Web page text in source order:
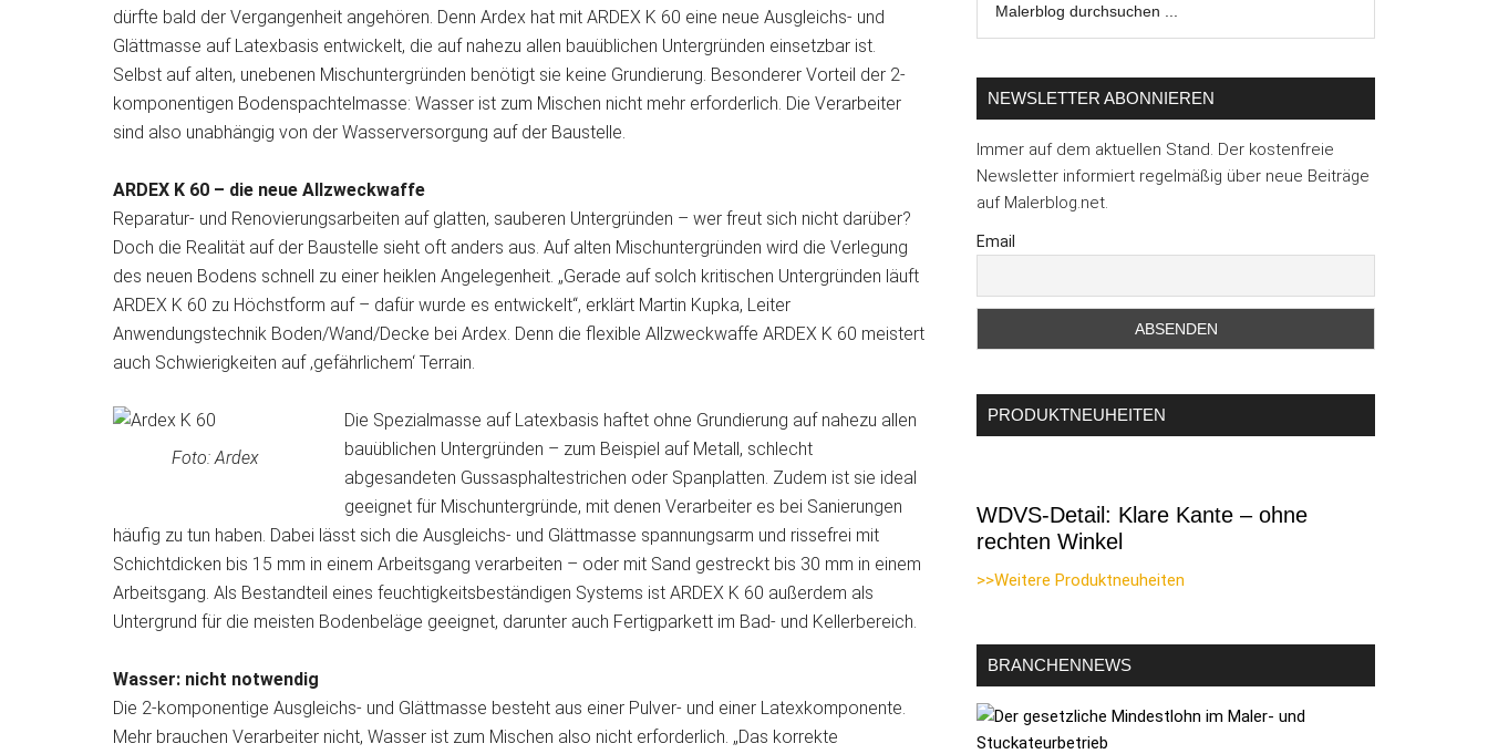
dürfte bald der Vergangenheit angehören. Denn Ardex hat mit ARDEX K 60 eine neue Ausgleichs- und
Glättmasse auf Latexbasis entwickelt, die auf nahezu allen bauüblichen Untergründen einsetzbar ist.
Selbst auf alten, unebenen Mischuntergründen benötigt sie keine Grundierung. Besonderer Vorteil der 2-
komponentigen Bodenspachtelmasse: Wasser ist zum Mischen nicht mehr erforderlich. Die Verarbeiter
sind also unabhängig von der Wasserversorgung auf der Baustelle.
ARDEX K 60 – die neue Allzweckwaffe
Reparatur- und Renovierungsarbeiten auf glatten, sauberen Untergründen – wer freut sich nicht darüber?
Doch die Realität auf der Baustelle sieht oft anders aus. Auf alten Mischuntergründen wird die Verlegung
des neuen Bodens schnell zu einer heiklen Angelegenheit. „Gerade auf solch kritischen Untergründen läuft
ARDEX K 60 zu Höchstform auf – dafür wurde es entwickelt“, erklärt Martin Kupka, Leiter
Anwendungstechnik Boden/Wand/Decke bei Ardex. Denn die flexible Allzweckwaffe ARDEX K 60 meistert
auch Schwierigkeiten auf ‚gefährlichem‘ Terrain.
Foto: Ardex
Die Spezialmasse auf Latexbasis haftet ohne Grundierung auf nahezu allen
bauüblichen Untergründen – zum Beispiel auf Metall, schlecht
abgesandeten Gussasphaltestrichen oder Spanplatten. Zudem ist sie ideal
geeignet für Mischuntergründe, mit denen Verarbeiter es bei Sanierungen
häufig zu tun haben. Dabei lässt sich die Ausgleichs- und Glättmasse spannungsarm und rissefrei mit
Schichtdicken bis 15 mm in einem Arbeitsgang verarbeiten – oder mit Sand gestreckt bis 30 mm in einem
Arbeitsgang. Als Bestandteil eines feuchtigkeitsbeständigen Systems ist ARDEX K 60 außerdem als
Untergrund für die meisten Bodenbeläge geeignet, darunter auch Fertigparkett im Bad- und Kellerbereich.
Wasser: nicht notwendig
Die 2-komponentige Ausgleichs- und Glättmasse besteht aus einer Pulver- und einer Latexkomponente.
Mehr brauchen Verarbeiter nicht, Wasser ist zum Mischen also nicht erforderlich. „Das korrekte
durchsuchen
NEWSLETTER ABONNIEREN
Immer auf dem aktuellen Stand. Der kostenfreie
Newsletter informiert regelmäßig über neue Beiträge
auf Malerblog.net.
Email
PRODUKTNEUHEITEN
WDVS-Detail: Klare Kante – ohne
rechten Winkel
>>Weitere Produktneuheiten
BRANCHENNEWS